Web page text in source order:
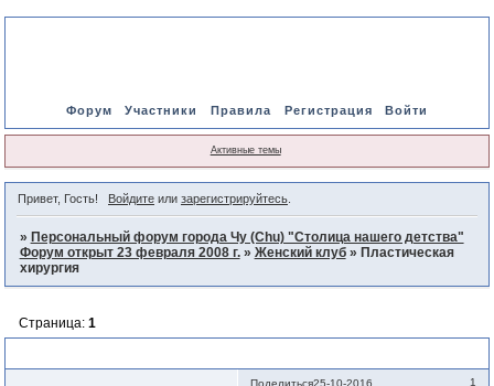
Форум Участники Правила Регистрация Войти
Активные темы
Привет, Гость! Войдитеили зарегистрируйтесь.
» Персональный форум города Чу (Chu) "Столица нашего детства"
Форум открыт 23 февраля 2008 г. » Женский клуб » Пластическая
хирургия
Страница: 1
Поделиться 1
25-10-2016